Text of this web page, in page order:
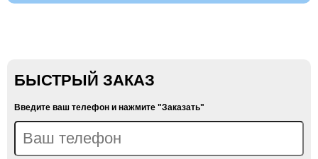
БЫСТРЫЙ ЗАКАЗ
Введите ваш телефон и нажмите "Заказать"